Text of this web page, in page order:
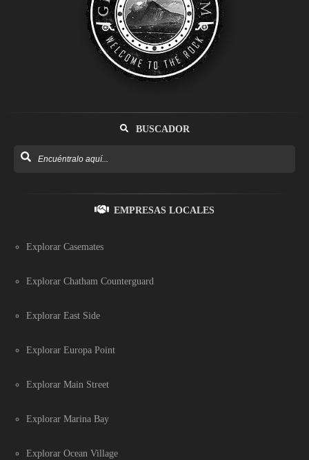
BUSCADOR
EMPRESAS LOCALES
Explorar Casemates
Explorar Chatham Counterguard
Explorar East Side
Explorar Europa Point
Explorar Main Street
Explorar Marina Bay
Explorar Ocean Village